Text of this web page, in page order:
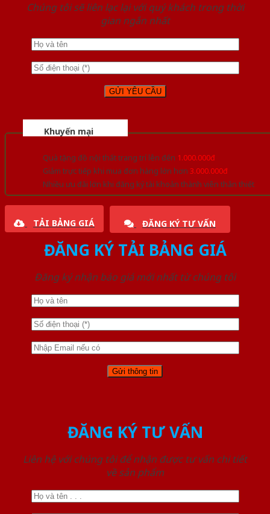
Chúng tôi sẽ liên lạc lại với quý khách trong thời
gian ngắn nhất
Khuyến mại
Quà tặng đồ nội thất trang trí lên đến 1.000.000đ
Giảm trực tiếp khi mua đơn hàng lớn hơn 3.000.000đ
Nhiều ưu đãi lớn khi đăng ký tài khoản thành viên thân thiết
TẢI BẢNG GIÁ ĐĂNG KÝ TƯ VẤN
ĐĂNG KÝ TẢI BẢNG GIÁ
Đăng ký nhận báo giá mới nhất từ chúng tôi
ĐĂNG KÝ TƯ VẤN
Liên hệ với chúng tôi để nhận được tư vấn chi tiết
về sản phẩm